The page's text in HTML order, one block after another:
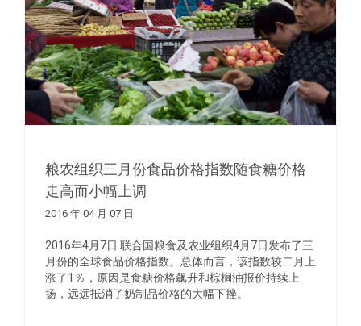
粮农组织三月份食品价格指数随食糖价格
走高而小幅上调
2016 年 04 月 07 日
2016年4月7日 联合国粮食及农业组织4月7日发布了三
月份的全球食品价格指数。总体而言，该指数较二月上
涨了1％，原因是食糖价格飙升和棕榈油报价持续上
扬，远远抵消了奶制品价格的大幅下挫。